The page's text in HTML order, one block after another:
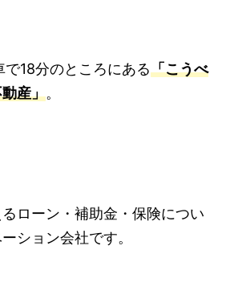
18分のところにある「こうべ
産」。
ローン・補助金・保険につい
ション会社です。